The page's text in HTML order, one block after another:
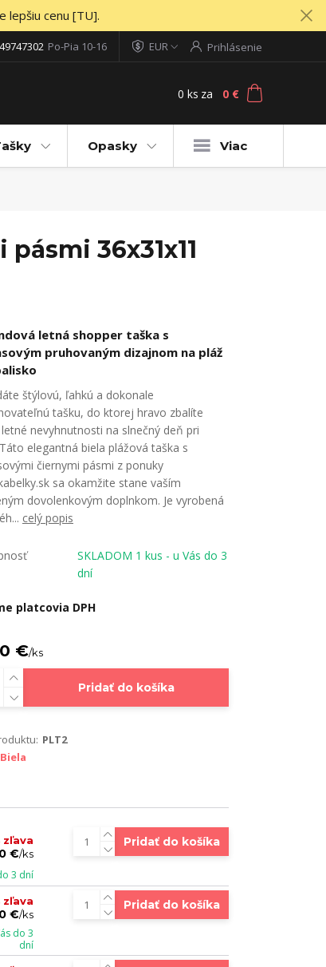
lepšiu cenu [TU].
EUR Prihlásenie
Po-Pia 10-16
0 ks za 0 €
Opasky Viac
36x31x11
letná shopper taška s
pruhovaným dizajnom na pláž
štýlovú, ľahkú a dokonale
tašku, do ktorej hravo zbalíte
nevyhnutnosti na slnečný deň pri
elegantná biela plážová taška s
čiernymi pásmi z ponuky
sa okamžite stane vaším
dovolenkovým doplnkom. Je vyrobená
celý popis
SKLADOM 1 kus - u Vás do 3
dní
platcovia DPH
€/ks
Pridať do košíka
PLT2
Biela
zľava
€/ks
3 dní
Pridať do košíka
zľava
€/ks
do 3
dní
Pridať do košíka